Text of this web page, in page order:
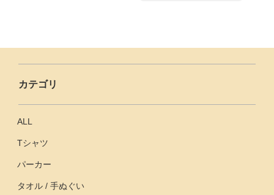
カテゴリ
ALL
Tシャツ
パーカー
タオル / 手ぬぐい